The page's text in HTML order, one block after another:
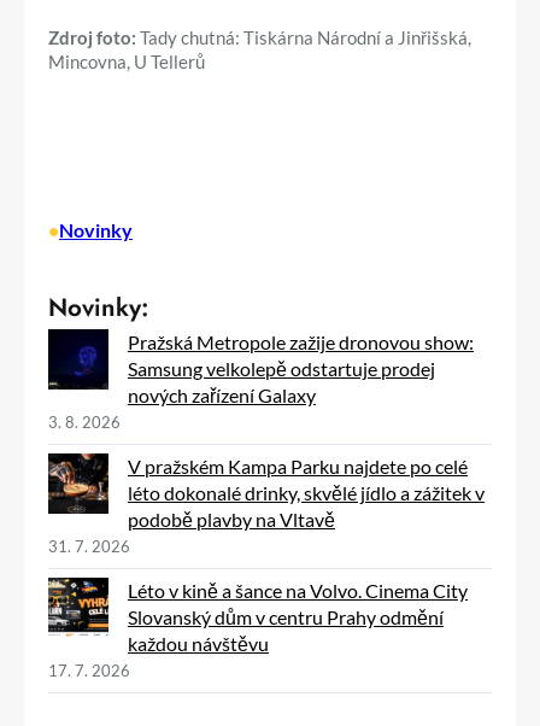
Zdroj foto: Tady chutná: Tiskárna Národní a Jinřišská,
Mincovna, U Tellerů
•Novinky
Novinky:
Pražská Metropole zažije dronovou show:
Samsung velkolepě odstartuje prodej
nových zařízení Galaxy
3. 8. 2026
V pražském Kampa Parku najdete po celé
léto dokonalé drinky, skvělé jídlo a zážitek v
podobě plavby na Vltavě
31. 7. 2026
Léto v kině a šance na Volvo. Cinema City
Slovanský dům v centru Prahy odmění
každou návštěvu
17. 7. 2026